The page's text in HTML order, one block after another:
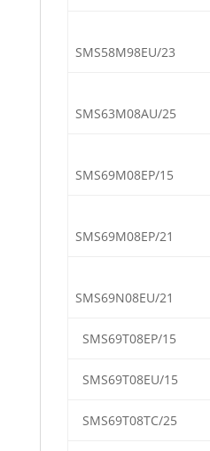
SMS58M98EU/23
SMS63M08AU/25
SMS69M08EP/15
SMS69M08EP/21
SMS69N08EU/21
SMS69T08EP/15
SMS69T08EU/15
SMS69T08TC/25